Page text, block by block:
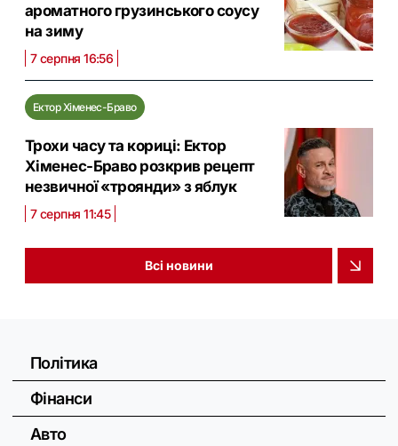
ароматного грузинського соусу
на зиму
7 серпня 16:56
Ектор Хіменес-Браво
Трохи часу та кориці: Ектор
Хіменес-Браво розкрив рецепт
незвичної «троянди» з яблук
7 серпня 11:45
Всі новини
Політика
Фінанси
Авто